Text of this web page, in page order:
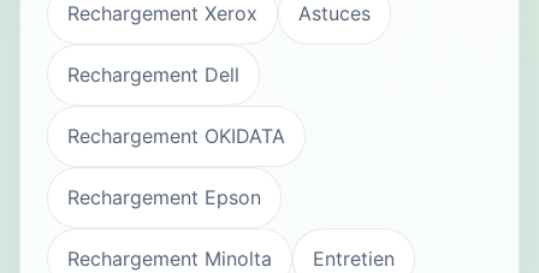
Rechargement Xerox Astuces
Rechargement Dell
Rechargement OKIDATA
Rechargement Epson
Rechargement Minolta Entretien